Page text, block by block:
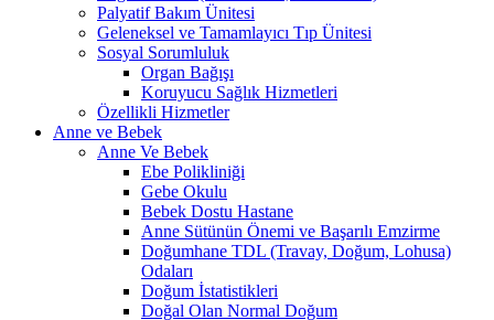
Palyatif Bakım Ünitesi
Geleneksel ve Tamamlayıcı Tıp Ünitesi
Sosyal Sorumluluk
Organ Bağışı
Koruyucu Sağlık Hizmetleri
Özellikli Hizmetler
Anne ve Bebek
Anne Ve Bebek
Ebe Polikliniği
Gebe Okulu
Bebek Dostu Hastane
Anne Sütünün Önemi ve Başarılı Emzirme
Doğumhane TDL (Travay, Doğum, Lohusa)
Odaları
Doğum İstatistikleri
Doğal Olan Normal Doğum